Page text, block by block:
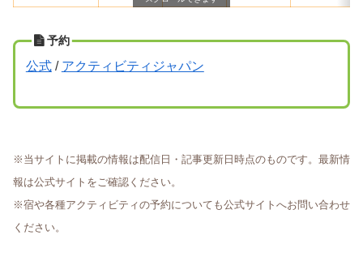
予約
公式/ アクティビティジャパン
※当サイトに掲載の情報は配信日・記事更新日時点のものです。最新情
報は公式サイトをご確認ください。
※宿や各種アクティビティの予約についても公式サイトへお問い合わせ
ください。